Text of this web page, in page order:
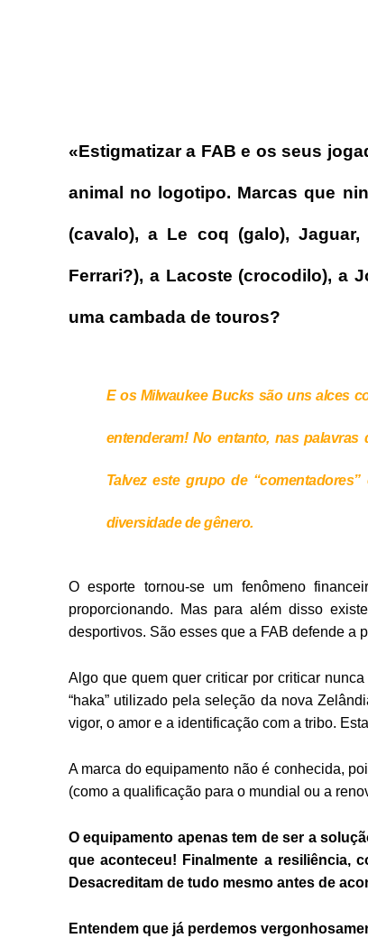
«Estigmatizar a FAB e os seus
animal no logotipo. Marcas que
(cavalo), a Le coq (galo),
Ferrari?), a Lacoste (crocodilo), a
uma cambada de touros?
E os Milwaukee Bucks são uns alces
entenderam! No entanto, nas palavras
Talvez este grupo de
diversidade de gênero.
O esporte tornou-se um fenômeno
proporcionando. Mas para além disso
desportivos. São esses que a FAB defende a
Algo que quem quer criticar por criticar
“haka” utilizado pela seleção da nova
vigor, o amor e a identificação com a tribo.
A marca do equipamento não é conhecida,
(como a qualificação para o mundial ou a
O equipamento apenas tem de ser a
que aconteceu! Finalmente a resiliência,
Desacreditam de tudo mesmo antes de
Entendem que já perdemos